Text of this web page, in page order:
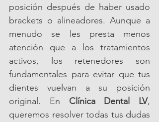
posición después de haber usado
brackets o alineadores. Aunque a
menudo se les presta menos
atención que a los tratamientos
activos, los retenedores son
fundamentales para evitar que tus
dientes vuelvan a su posición
original. En Clínica Dental LV,
queremos resolver todas tus dudas